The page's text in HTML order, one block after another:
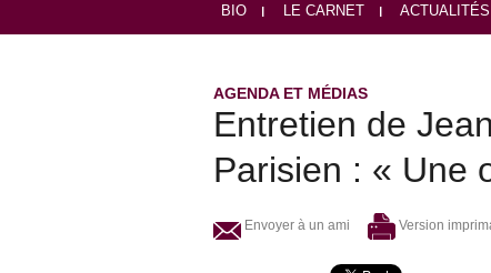
BIO LE CARNET ACTUALITÉS
AGENDA ET MÉDIAS
Entretien de
Parisien : « Une
Envoyer à un ami Version